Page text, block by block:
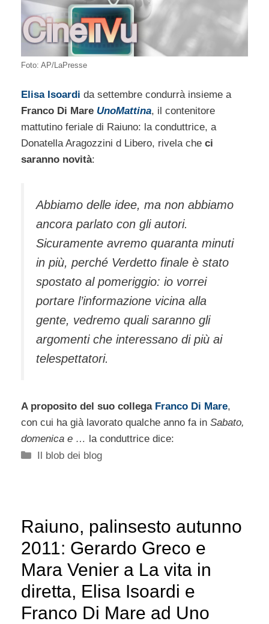
Foto: AP/LaPresse
Elisa Isoardi da settembre condurrà insieme a
Franco Di Mare UnoMattina, il contenitore
mattutino feriale di Raiuno: la conduttrice, a
Donatella Aragozzini d Libero, rivela che ci
saranno novità:
Abbiamo delle idee, ma non abbiamo
ancora parlato con gli autori.
Sicuramente avremo quaranta minuti
in più, perché Verdetto finale è stato
spostato al pomeriggio: io vorrei
portare l’informazione vicina alla
gente, vedremo quali saranno gli
argomenti che interessano di più ai
telespettatori.
A proposito del suo collega Franco Di Mare,
con cui ha già lavorato qualche anno fa in Sabato,
domenica e … la conduttrice dice:
Categorie
Il blob dei blog
Raiuno, palinsesto autunno
2011: Gerardo Greco e
Mara Venier a La vita in
diretta, Elisa Isoardi e
Franco Di Mare ad Uno